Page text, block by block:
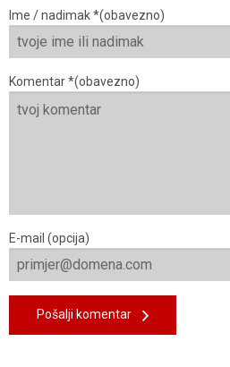
Ime / nadimak *(obavezno)
Komentar *(obavezno)
E-mail (opcija)
Pošalji komentar